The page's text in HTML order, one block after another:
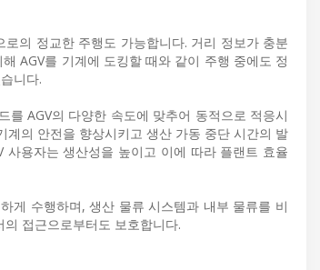
의 정교한 주행도 가능합니다. 거리 정보가 충분
AGV를 기계에 도킹할 때와 같이 주행 중에도 정
니다.
AGV의 다양한 속도에 맞추어 동적으로 적응시
의 안전을 향상시키고 생산 가동 중단 시간의 발
용자는 생산성을 높이고 이에 따라 플랜트 효율
게 수행하며, 생산 물류 시스템과 내부 물류를 비
접근으로부터도 보호합니다.